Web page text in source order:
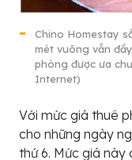
Chino Homestay
mét vuông vẫn
phòng được ưa
Internet)
Với mức giá thuê
cho những ngày
thứ 6. Mức giá